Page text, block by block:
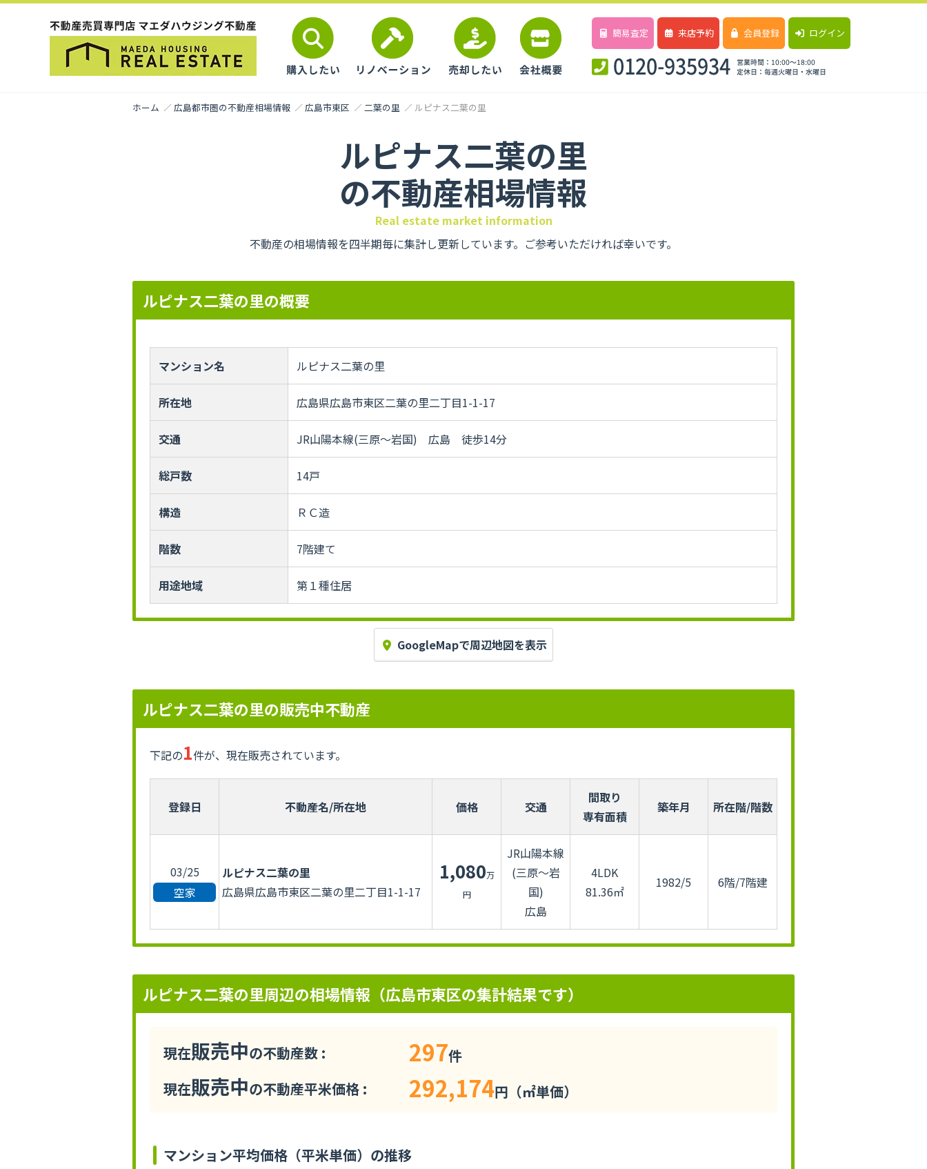
簡易査定 来店予約 会員登録 ログイン
ホーム 広島都市圏の不動産相場情報 広島市東区 二葉の里 ルピナス二葉の里
ルピナス二葉の里
の不動産相場情報
Real estate market information
不動産の相場情報を四半期毎に集計し更新しています。ご参考いただければ幸いです。
ルピナス二葉の里の概要
マンション名 ルピナス二葉の里
所在地 広島県広島市東区二葉の里二丁目1-1-17
交通 JR山陽本線(三原～岩国) 広島 徒歩14分
総戸数 14戸
構造 ＲＣ造
階数 7階建て
用途地域 第１種住居
GoogleMapで周辺地図を表示
ルピナス二葉の里の販売中不動産
下記の1件が、現在販売されています。
登録日 不動産名/所在地 価格 交通
間取り
専有面積
築年月 所在階/階数
03/25
空家
ルピナス二葉の里
広島県広島市東区二葉の里二丁目1-1-17
1,080万
円
JR山陽本線
(三原～岩
国)
広島
4LDK
81.36㎡
1982/5 6階/7階建
ルピナス二葉の里周辺の相場情報（広島市東区の集計結果です）
現在販売中の不動産数 : 297件
現在販売中の不動産平米価格 : 292,174円（㎡単価）
マンション平均価格（平米単価）の推移